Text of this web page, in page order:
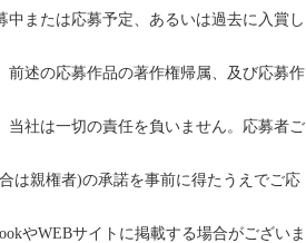
または応募予定、あるいは過去に入賞し
述の応募作品の著作権帰属、及び応募作
社は一切の責任を負いません。応募者ご
は親権者)の承諾を事前に得たうえでご応
やWEBサイトに掲載する場合がございま